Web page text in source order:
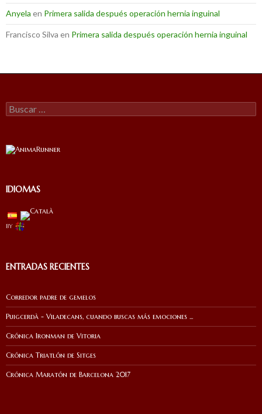
Anyela en Primera salida después operación hernia inguinal
Francisco Silva en Primera salida después operación hernia inguinal
Buscar:
IDIOMAS
by
ENTRADAS RECIENTES
Corredor padre de gemelos
Puigcerdà - Viladecans, cuando buscas más emociones ...
Crónica Ironman de Vitoria
Crónica Triatlón de Sitges
Crónica Maratón de Barcelona 2017